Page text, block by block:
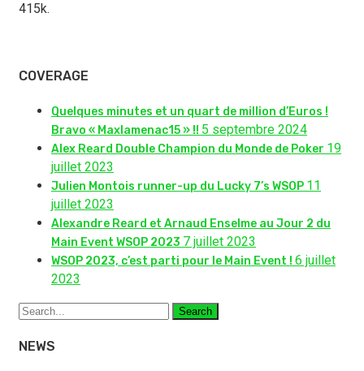
415k.
COVERAGE
Quelques minutes et un quart de million d’Euros !
Bravo « Maxlamenac15 » !! 5 septembre 2024
Alex Reard Double Champion du Monde de Poker 19
juillet 2023
Julien Montois runner-up du Lucky 7’s WSOP 11
juillet 2023
Alexandre Reard et Arnaud Enselme au Jour 2 du
Main Event WSOP 2023 7 juillet 2023
WSOP 2023, c’est parti pour le Main Event ! 6 juillet
2023
Search
NEWS